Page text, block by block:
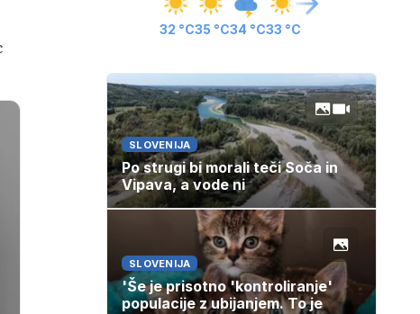
32 °C35 °C34 °C33 °C
SLOVENIJA
Po strugi bi morali teči Soča in
Vipava, a vode ni
SLOVENIJA
'Še je prisotno 'kontroliranje'
populacije z ubijanjem. To je